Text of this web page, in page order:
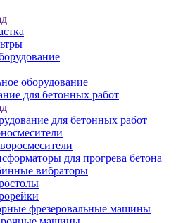
оборудование
для бетонных работ
для бетонных работ
для прогрева бетона
вибраторы
фрезеровальные машины